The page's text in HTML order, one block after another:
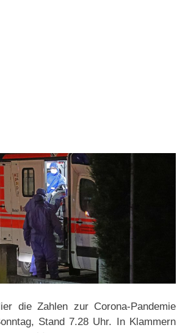
die Zahlen zur Corona-Pandemie
Stand 7.28 Uhr. In Klammern